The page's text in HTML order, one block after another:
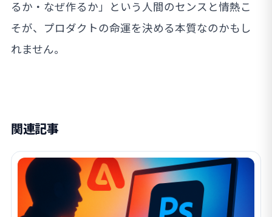
るか・なぜ作るか」という人間のセンスと情熱こ
そが、プロダクトの命運を決める本質なのかもし
れません。
関連記事